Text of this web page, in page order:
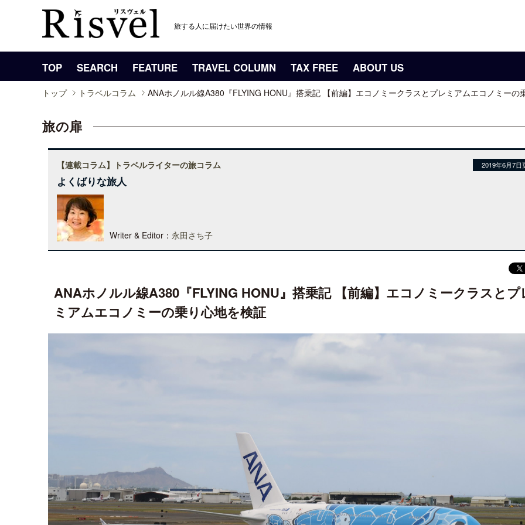
旅する人に届けたい世界の情報
TOP SEARCH FEATURE TRAVEL COLUMN TAX FREE ABOUT US
トップ トラベルコラム ANAホノルル線A380『FLYING HONU』搭乗記 【前編】エコノミークラスとプレミアムエコノミーの
旅の扉
【連載コラム】トラベルライターの旅コラム 2019年6月7日
よくばりな旅人
Writer & Editor： 永田さち子
ANAホノルル線A380『FLYING HONU』搭乗記 【前編】エコノミークラスとプ
ミアムエコノミーの乗り心地を検証